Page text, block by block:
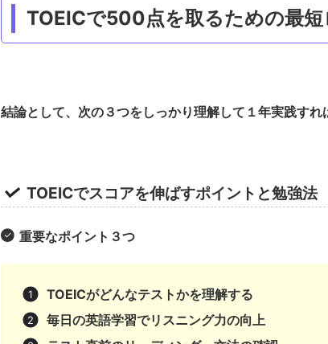
TOEICで500点を取るための最
結論として、次の３つをしっかり理解して１年実践すれ
TOEICでスコアを伸ばすポイントと勉強法
重要なポイント３つ
TOEICがどんなテストかを理解する
毎日の英語学習でリスニング力の向上